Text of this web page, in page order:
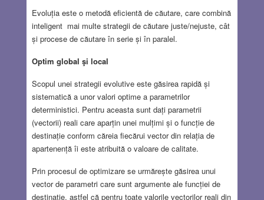
Evoluția este o metodă eficientă de căutare, care combină
inteligent mai multe strategii de căutare juste/nejuste, cât
și procese de căutare în serie și în paralel.
Optim global şi local
Scopul unei strategii evolutive este găsirea rapidă și
sistematică a unor valori optime a parametrilor
deterministici. Pentru aceasta sunt dați parametrii
(vectorii) reali care aparțin unei mulțimi și o funcție de
destinație conform căreia fiecărui vector din relația de
apartenență îi este atribuită o valoare de calitate.
Prin procesul de optimizare se urmărește găsirea unui
vector de parametri care sunt argumente ale funcției de
destinație, astfel că pentru toate valorile vectorilor reali din